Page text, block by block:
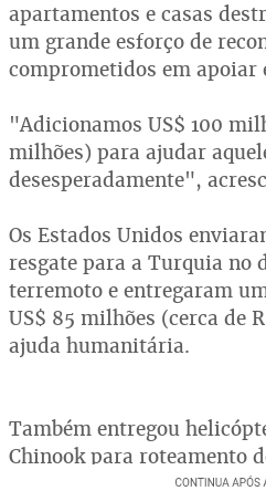
apartamentos e casas
um grande esforço de
comprometidos em apoiar
"Adicionamos US$ 100
milhões) para ajudar
desesperadamente",
Os Estados Unidos
resgate para a Turquia no
terremoto e entregaram
US$ 85 milhões (cerca de
ajuda humanitária.
Também entregou
Chinook para roteamento